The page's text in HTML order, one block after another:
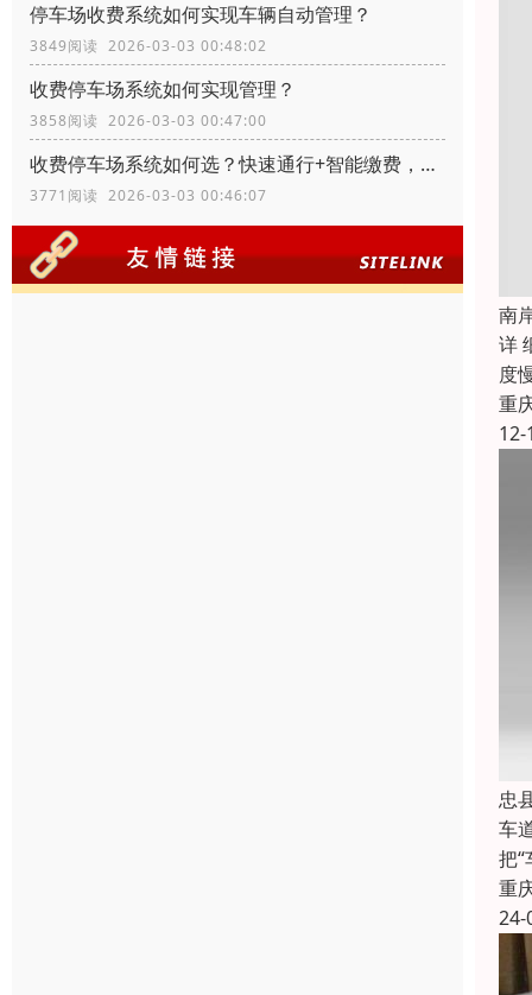
停车场收费系统如何实现车辆自动管理？
3849阅读 2026-03-03 00:48:02
收费停车场系统如何实现管理？
3858阅读 2026-03-03 00:47:00
收费停车场系统如何选？快速通行+智能缴费，适配多场景需求
3771阅读 2026-03-03 00:46:07
南
详
度
重
12-
忠
车
把
重
24-